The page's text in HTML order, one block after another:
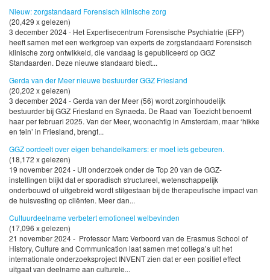
Nieuw: zorgstandaard Forensisch klinische zorg
(20,429 x gelezen)
3 december 2024 - Het Expertisecentrum Forensische Psychiatrie (EFP)
heeft samen met een werkgroep van experts de zorgstandaard Forensisch
klinische zorg ontwikkeld, die vandaag is gepubliceerd op GGZ
Standaarden. Deze nieuwe standaard biedt...
Gerda van der Meer nieuwe bestuurder GGZ Friesland
(20,202 x gelezen)
3 december 2024 - Gerda van der Meer (56) wordt zorginhoudelijk
bestuurder bij GGZ Friesland en Synaeda. De Raad van Toezicht benoemt
haar per februari 2025. Van der Meer, woonachtig in Amsterdam, maar ‘hikke
en tein’ in Friesland, brengt...
GGZ oordeelt over eigen behandelkamers: er moet iets gebeuren.
(18,172 x gelezen)
19 november 2024 - Uit onderzoek onder de Top 20 van de GGZ-
instellingen blijkt dat er sporadisch structureel, wetenschappelijk
onderbouwd of uitgebreid wordt stilgestaan bij de therapeutische impact van
de huisvesting op cliënten. Meer dan...
Cultuurdeelname verbetert emotioneel welbevinden
(17,096 x gelezen)
21 november 2024 - Professor Marc Verboord van de Erasmus School of
History, Culture and Communication laat samen met collega’s uit het
internationale onderzoeksproject INVENT zien dat er een positief effect
uitgaat van deelname aan culturele...